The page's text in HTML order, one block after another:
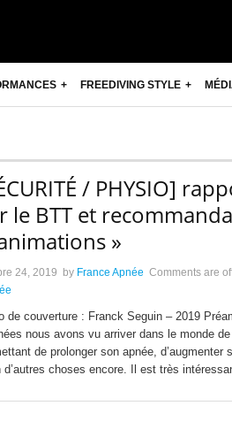
FREEDIVING STYLE
/ PHYSIO]
le BTT et
»
24, 2019 by France Apnée Comments are
de couverture : Franck Seguin – 2019
nous avons vu arriver dans le monde
de prolonger son apnée,
choses encore. Il est très